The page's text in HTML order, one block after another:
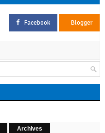
Facebook Blogger
Archives